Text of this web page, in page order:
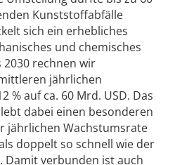
Kunststoffabfälle
sich ein erhebliches
und chemisches
rechnen wir
jährlichen
% auf ca. 60 Mrd. USD. Das
dabei einen besonderen
jährlichen Wachstumsrate
doppelt so schnell wie der
Damit verbunden ist auch